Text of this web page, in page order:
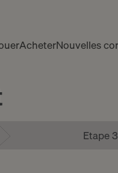
AcheterNouvelles
Etape 3